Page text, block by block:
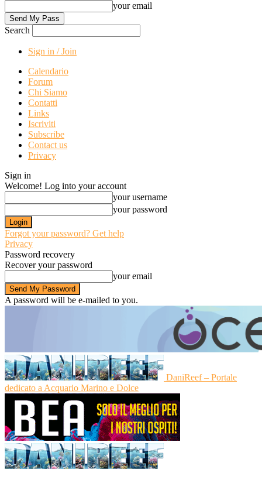
your email
Search
Sign in / Join
Calendario
Forum
Chi Siamo
Contatti
Links
Iscriviti
Subscribe
Contact us
Privacy
Sign in
Welcome! Log into your account
your username
your password
Forgot your password? Get help
Privacy
Password recovery
Recover your password
your email
A password will be e-mailed to you.
DaniReef – Portale
dedicato a Acquario Marino e Dolce